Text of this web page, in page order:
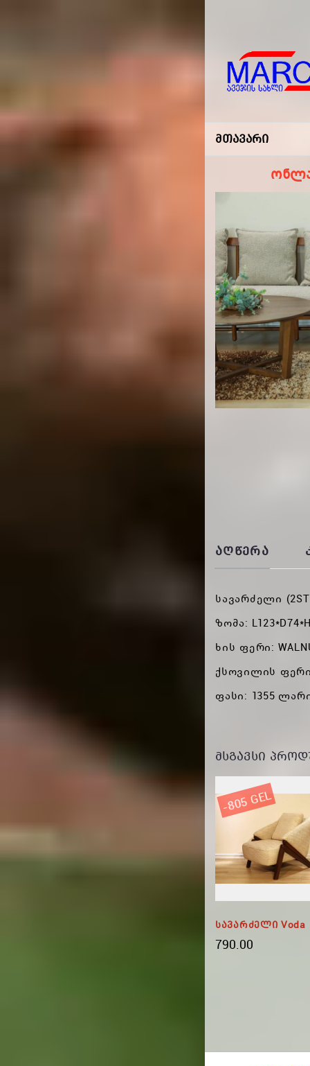
Სახლი
Მთავარი
ᲐᲦᲬᲔᲠᲐ
სავარძელი
ზომა:
ხის ფერი:
ქსოვილის
ფასი: 1355
ᲛᲡᲒᲐᲕᲡᲘ
-805 GEL
Სავარძელი Voda
790.00